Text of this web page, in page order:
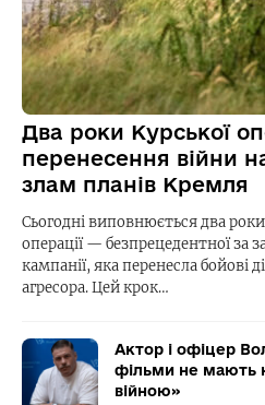
Два роки Курської
перенесення війни
злам планів Кремля
Сьогодні виповнюється два роки
операції — безпрецедентної за
кампанії, яка перенесла бойові
агресора. Цей крок…
Актор і офіцер
фільми не мають
війною»